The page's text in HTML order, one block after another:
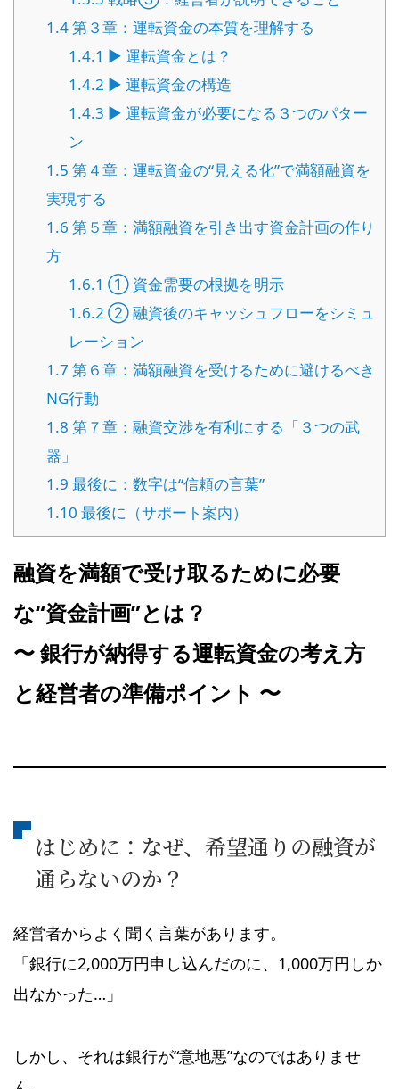
1.4第３章：運転資金の本質を理解する
1.4.1 ▶ 運転資金とは？
1.4.2 ▶ 運転資金の構造
1.4.3 ▶ 運転資金が必要になる３つのパター
ン
1.5 第４章：運転資金の“見える化”で満額融資を
実現する
1.6 第５章：満額融資を引き出す資金計画の作り
方
1.6.1 ① 資金需要の根拠を明示
1.6.2 ② 融資後のキャッシュフローをシミュ
レーション
1.7 第６章：満額融資を受けるために避けるべき
NG行動
1.8 第７章：融資交渉を有利にする「３つの武
器」
1.9 最後に：数字は“信頼の言葉”
1.10 最後に（サポート案内）
融資を満額で受け取るために必要
な“資金計画”とは？
〜 銀行が納得する運転資金の考え方
と経営者の準備ポイント 〜
はじめに：なぜ、希望通りの融資が
通らないのか？
経営者からよく聞く言葉があります。
「銀行に2,000万円申し込んだのに、1,000万円しか
出なかった…」
しかし、それは銀行が“意地悪”なのではありませ